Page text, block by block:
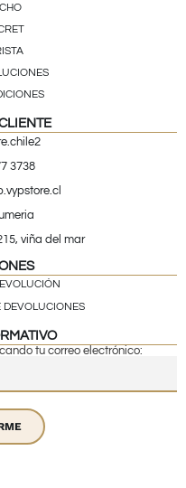
3738
viña del mar
DEVOLUCIONES
tu correo electrónico: